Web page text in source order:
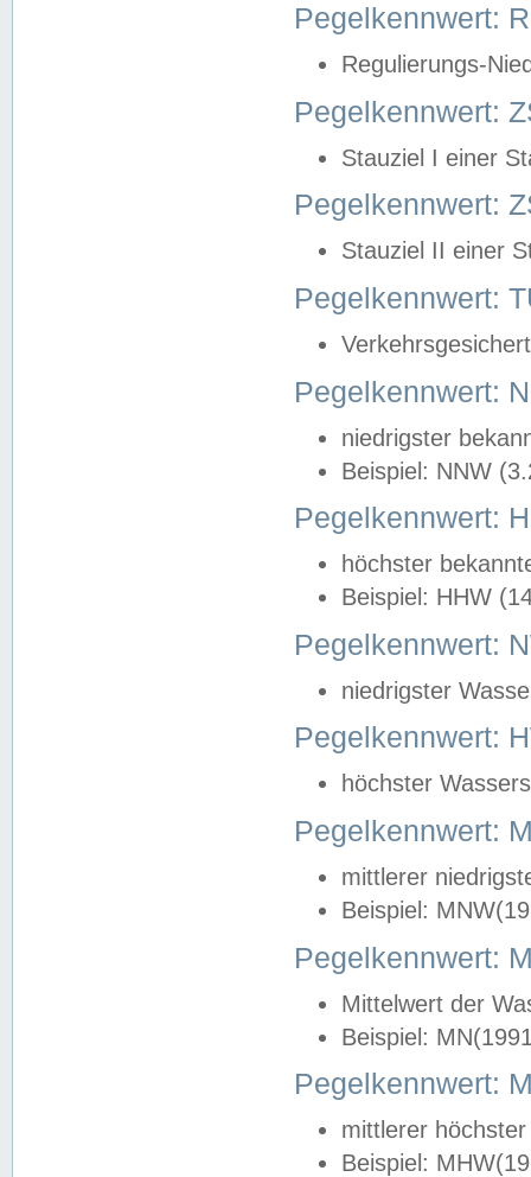
Pegelkennwert:
Regulierungs-
Pegelkennwert:
Stauziel I einer
Pegelkennwert:
Stauziel II einer
Pegelkennwert:
Pegelkennwert:
niedrigster
Beispiel: NNW
Pegelkennwert:
höchster
Beispiel: HHW
Pegelkennwert:
niedrigster
Pegelkennwert:
höchster
Pegelkennwert:
mittlerer
Beispiel:
Pegelkennwert:
Mittelwert der
Beispiel:
Pegelkennwert:
mittlerer
Beispiel: